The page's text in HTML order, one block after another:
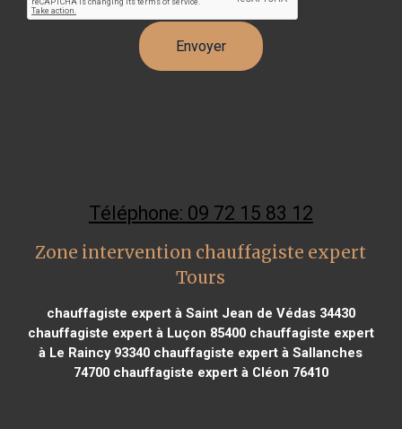
Téléphone: 09 72 15 83 12
Zone intervention chauffagiste expert
Tours
chauffagiste expert à Saint Jean de Védas 34430
chauffagiste expert à Luçon 85400chauffagiste expert
à Le Raincy 93340 chauffagiste expert à Sallanches
74700chauffagiste expert à Cléon 76410